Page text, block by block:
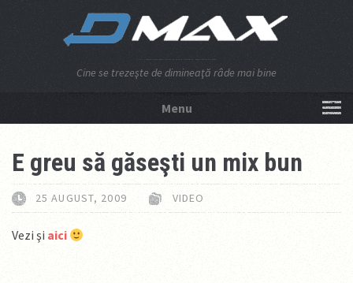
Cine se trezeşte de dimineaţă râde mai bine
Menu
E greu să găseşti un mix bun
25 AUGUST, 2009 VIDEO
Vezi şi aici